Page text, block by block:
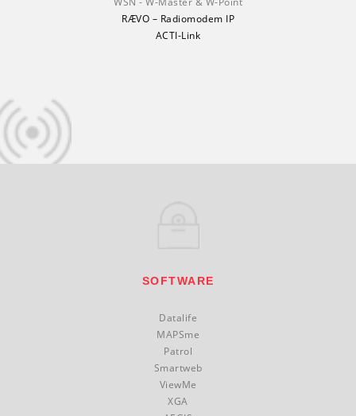
RÆVO – Radiomodem IP
ACTI-Link
SOFTWARE
Datalife
MAPSme
Patrol
Smartweb
ViewMe
XGA